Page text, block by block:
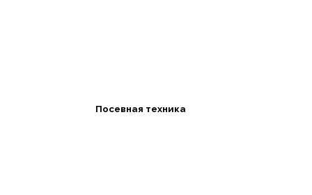
Посевная техника